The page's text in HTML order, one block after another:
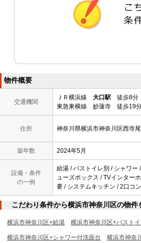
物件概要
交通機関
ＪＲ横浜線 大口駅 徒歩8分
東急東横線 妙蓮寺 徒歩19
住所 神奈川県横浜市神奈川区西寺尾
築年数 2024年5月
設備・条件
の一例
給湯 / バストイレ別 / シャワー
ューズボックス / TVインター
要 / システムキッチン / 2口コ
こだわり条件から横浜市神奈川区の物件
横浜市神奈川区+給湯 横浜市神奈川区+バストイ
横浜市神奈川区+シャワー付洗面台 横浜市神奈